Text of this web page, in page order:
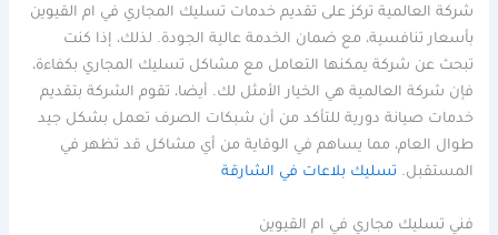
شركة العالمية تركز على تقديم خدمات تسليك المجاري في ام القيوين
بأسعار تنافسية، مع ضمان الخدمة عالية الجودة. لذلك، إذا كنت
تبحث عن شركة يمكنها التعامل مع مشاكل تسليك المجاري بكفاءة،
فإن شركة العالمية هي الخيار الأمثل لك. أيضا، تقوم الشركة بتقديم
خدمات صيانة دورية للتأكد من أن شبكات الصرف تعمل بشكل جيد
طوال العام، مما يساهم في الوقاية من أي مشاكل قد تظهر في
المستقبل. تسليك بلاعات في الشارقة
فني تسليك مجاري في ام القيوين